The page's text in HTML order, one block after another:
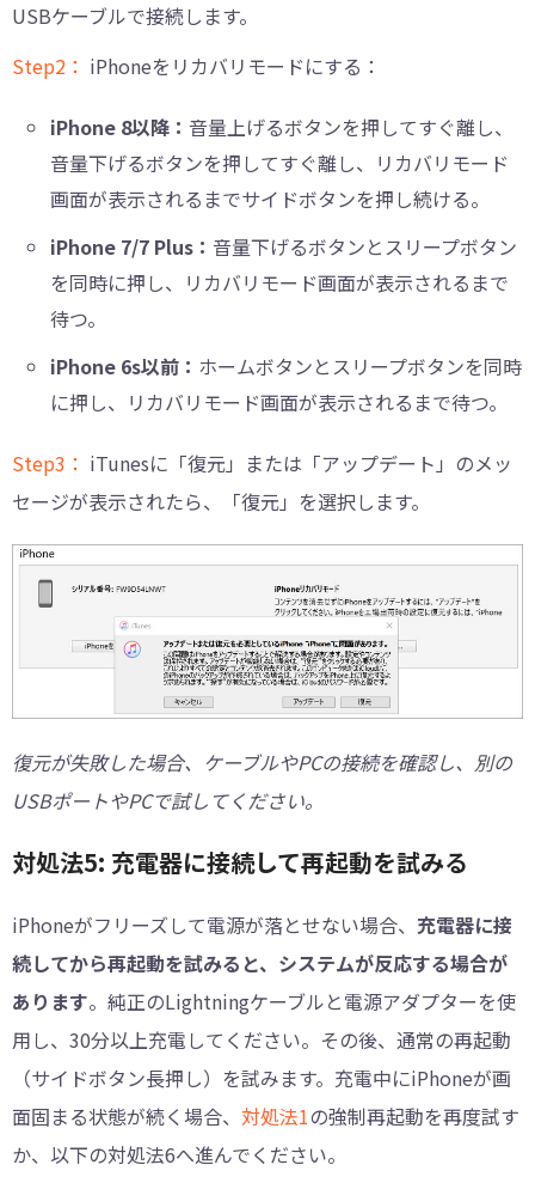
USBケーブルで接続します。
Step2： iPhoneをリカバリモードにする：
iPhone 8以降： 音量上げるボタンを押してすぐ離し、
音量下げるボタンを押してすぐ離し、リカバリモード
画面が表示されるまでサイドボタンを押し続ける。
iPhone 7/7 Plus： 音量下げるボタンとスリープボタン
を同時に押し、リカバリモード画面が表示されるまで
待つ。
iPhone 6s以前： ホームボタンとスリープボタンを同時
に押し、リカバリモード画面が表示されるまで待つ。
Step3： iTunesに「復元」または「アップデート」のメッ
セージが表示されたら、「復元」を選択します。
復元が失敗した場合、ケーブルやPCの接続を確認し、別の
USBポートやPCで試してください。
対処法5: 充電器に接続して再起動を試みる
iPhoneがフリーズして電源が落とせない場合、 充電器に接
続してから再起動を試みると、システムが反応する場合が
あります。純正のLightningケーブルと電源アダプターを使
用し、30分以上充電してください。その後、通常の再起動
（サイドボタン長押し）を試みます。充電中にiPhoneが画
面固まる状態が続く場合、 対処法1の強制再起動を再度試す
か、以下の対処法6へ進んでください。